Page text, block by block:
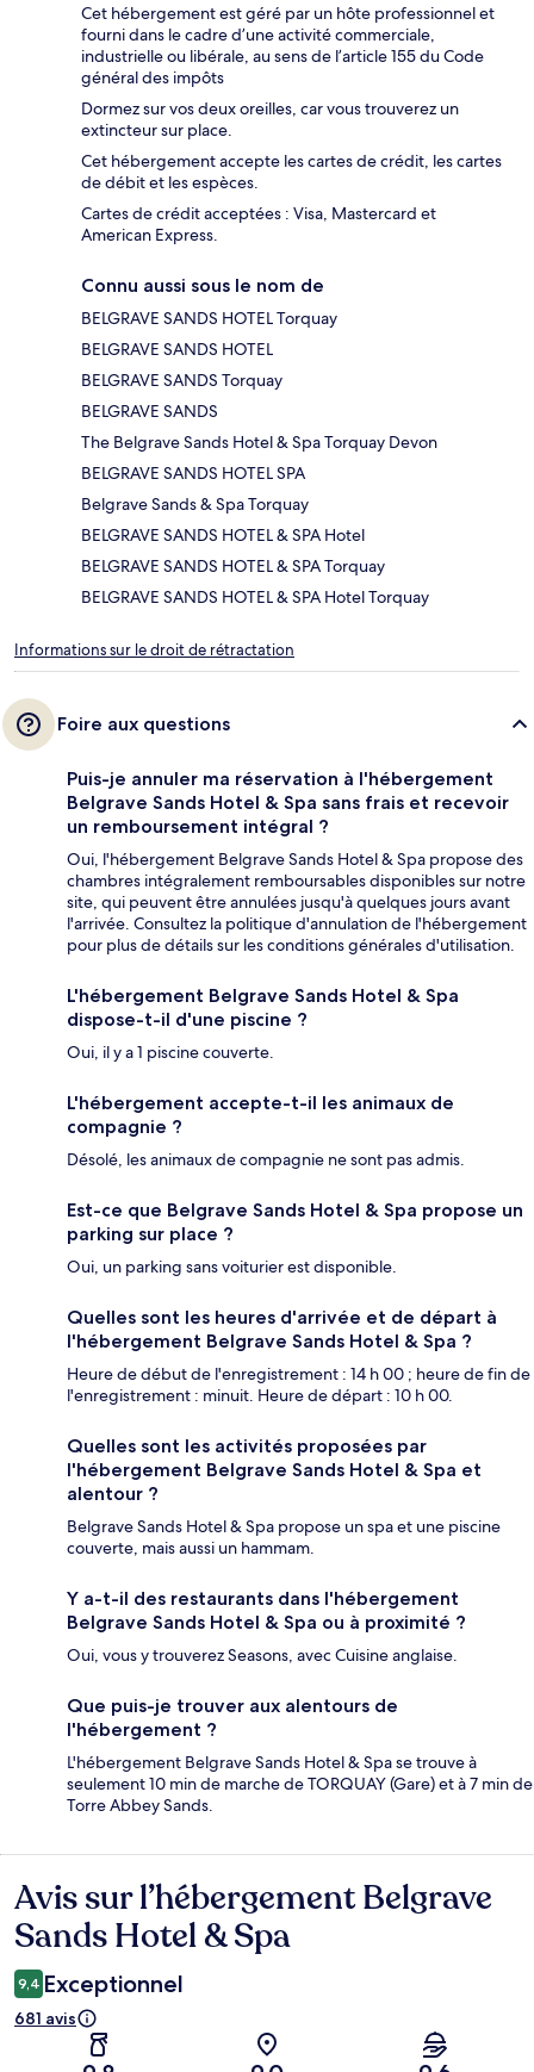
Cet hébergement est géré par un hôte professionnel et
fourni dans le cadre d’une activité commerciale,
industrielle ou libérale, au sens de l’article 155 du Code
général des impôts
Dormez sur vos deux oreilles, car vous trouverez un
extincteur sur place.
Cet hébergement accepte les cartes de crédit, les cartes
de débit et les espèces.
Cartes de crédit acceptées : Visa, Mastercard et
American Express.
Connu aussi sous le nom de
BELGRAVE SANDS HOTEL Torquay
BELGRAVE SANDS HOTEL
BELGRAVE SANDS Torquay
BELGRAVE SANDS
The Belgrave Sands Hotel & Spa Torquay Devon
BELGRAVE SANDS HOTEL SPA
Belgrave Sands & Spa Torquay
BELGRAVE SANDS HOTEL & SPA Hotel
BELGRAVE SANDS HOTEL & SPA Torquay
BELGRAVE SANDS HOTEL & SPA Hotel Torquay
Informations sur le droit de rétractation
Foire aux questions
Puis-je annuler ma réservation à l'hébergement
Belgrave Sands Hotel & Spa sans frais et recevoir
un remboursement intégral ?
Oui, l'hébergement Belgrave Sands Hotel & Spa propose des
chambres intégralement remboursables disponibles sur notre
site, qui peuvent être annulées jusqu'à quelques jours avant
l'arrivée. Consultez la politique d'annulation de l'hébergement
pour plus de détails sur les conditions générales d'utilisation.
L'hébergement Belgrave Sands Hotel & Spa
dispose-t-il d'une piscine ?
Oui, il y a 1 piscine couverte.
L'hébergement accepte-t-il les animaux de
compagnie ?
Désolé, les animaux de compagnie ne sont pas admis.
Est-ce que Belgrave Sands Hotel & Spa propose un
parking sur place ?
Oui, un parking sans voiturier est disponible.
Quelles sont les heures d'arrivée et de départ à
l'hébergement Belgrave Sands Hotel & Spa ?
Heure de début de l'enregistrement : 14 h 00 ; heure de fin de
l'enregistrement : minuit. Heure de départ : 10 h 00.
Quelles sont les activités proposées par
l'hébergement Belgrave Sands Hotel & Spa et
alentour ?
Belgrave Sands Hotel & Spa propose un spa et une piscine
couverte, mais aussi un hammam.
Y a-t-il des restaurants dans l'hébergement
Belgrave Sands Hotel & Spa ou à proximité ?
Oui, vous y trouverez Seasons, avec Cuisine anglaise.
Que puis-je trouver aux alentours de
l'hébergement ?
L'hébergement Belgrave Sands Hotel & Spa se trouve à
seulement 10 min de marche de TORQUAY (Gare) et à 7 min de
Torre Abbey Sands.
Avis
Avis sur l’hébergement Belgrave
Sands Hotel & Spa
9,4 Exceptionnel
681 avis